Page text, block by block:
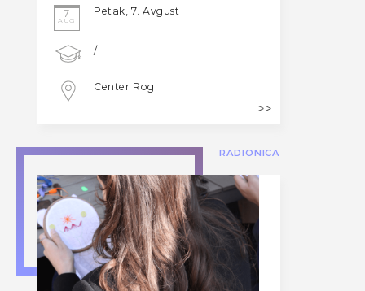
7
AUG
Petak, 7. Avgust
/
Center Rog
RADIONICA